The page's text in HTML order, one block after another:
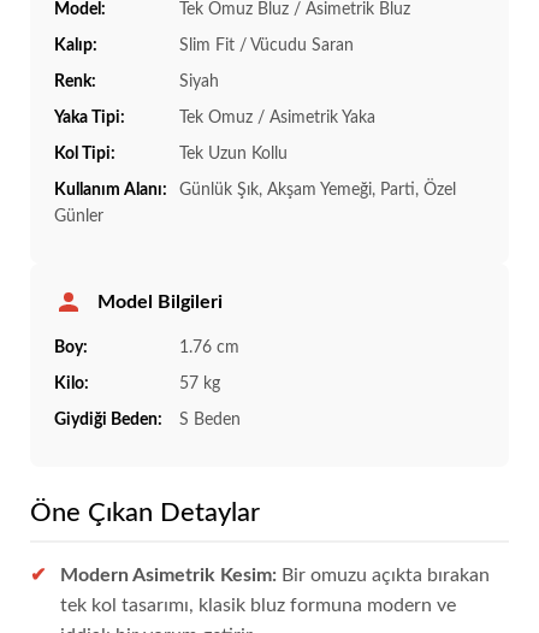
Model: Tek Omuz Bluz / Asimetrik Bluz
Kalıp: Slim Fit / Vücudu Saran
Renk: Siyah
Yaka Tipi: Tek Omuz / Asimetrik Yaka
Kol Tipi: Tek Uzun Kollu
Kullanım Alanı:
Günlük Şık, Akşam Yemeği, Parti, Özel
Günler
Model Bilgileri
Boy: 1.76 cm
Kilo: 57 kg
Giydiği Beden: S Beden
Öne Çıkan Detaylar
Modern Asimetrik Kesim: Bir omuzu açıkta bırakan
tek kol tasarımı, klasik bluz formuna modern ve